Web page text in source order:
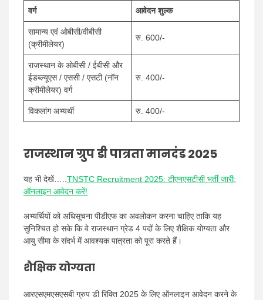
वर्ग आवेदन शुल्क
सामान्य एवं ओबीसी/वीबीसी
(क्रीमीलेयर)
रु. 600/-
राजस्थान के ओबीसी / ईबीसी और
ईडब्ल्यूएस / एससी / एसटी (नॉन
क्रीमीलेयर) वर्ग
रु. 400/-
विकलांग अभ्यर्थी रु. 400/-
राजस्थान ग्रुप डी पात्रता मानदंड 2025
यह भी देखें….. TNSTC Recruitment 2025: टीएनएसटीसी भर्ती जारी;
ऑनलाइन आवेदन करें!
अभ्यर्थियों को अधिसूचना पीडीएफ का अवलोकन करना चाहिए ताकि यह
सुनिश्चित हो सके कि वे राजस्थान ग्रेड 4 पदों के लिए शैक्षिक योग्यता और
आयु सीमा के संदर्भ में आवश्यक पात्रता को पूरा करते हैं।
शैक्षिक योग्यता
आरएसएमएसएसबी ग्रुप डी रिक्ति 2025 के लिए ऑनलाइन आवेदन करने के